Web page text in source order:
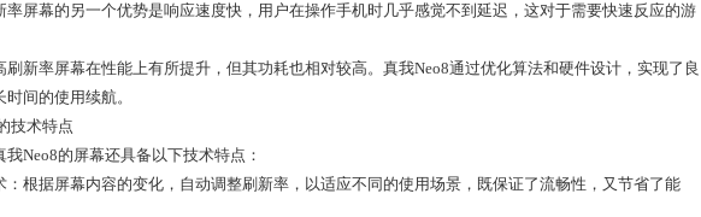
率屏幕的另一个优势是响应速度快，用户在操作手机时几乎感觉不到延迟，这对于需要快速反应的游
刷新率屏幕在性能上有所提升，但其功耗也相对较高。真我Neo8通过优化算法和硬件设计，实现了良
间的使用续航。
技术特点
Neo8的屏幕还具备以下技术特点：
：根据屏幕内容的变化，自动调整刷新率，以适应不同的使用场景，既保证了流畅性，又节省了能